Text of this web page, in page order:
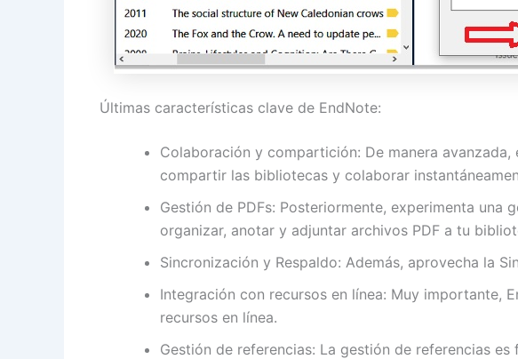
Últimas características clave de EndNote:
Colaboración y compartición: De manera
compartir las bibliotecas y colaborar
Gestión de PDFs: Posteriormente, experimenta una
organizar, anotar y adjuntar archivos PDF a tu
Sincronización y Respaldo: Además, aprovecha la
Integración con recursos en línea: Muy importante,
recursos en línea.
Gestión de referencias: La gestión de referencias